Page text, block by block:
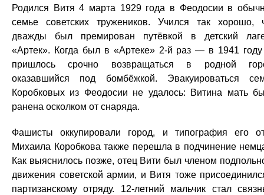
Родился Витя 4 марта 1929 года в Феодосии в
семье советских тружеников. Учился так хорошо,
дважды был премирован путёвкой в детский
«Артек». Когда был в «Артеке» 2-й раз — в 1941
пришлось срочно возвращаться в родной
оказавшийся под бомбёжкой. Эвакуироваться
Коробковых из Феодосии не удалось: Витина мать
ранена осколком от снаряда.
Фашисты оккупировали город, и типография его
Михаила Коробкова также перешла в подчинение
Как выяснилось позже, отец Вити был членом
движения советской армии, и Витя тоже
партизанскому отряду. 12-летний мальчик стал